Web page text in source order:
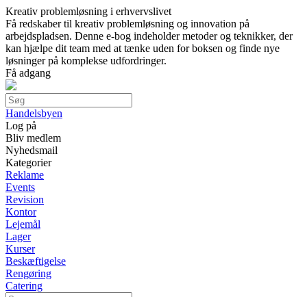
Kreativ problemløsning i erhvervslivet
Få redskaber til kreativ problemløsning og innovation på
arbejdspladsen. Denne e-bog indeholder metoder og teknikker, der
kan hjælpe dit team med at tænke uden for boksen og finde nye
løsninger på komplekse udfordringer.
Få adgang
Handelsbyen
Log på
Bliv medlem
Nyhedsmail
Kategorier
Reklame
Events
Revision
Kontor
Lejemål
Lager
Kurser
Beskæftigelse
Rengøring
Catering